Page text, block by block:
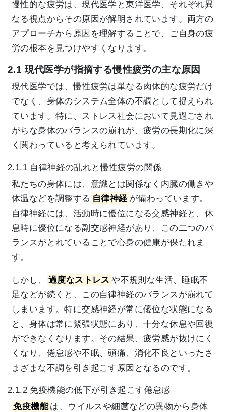
慢性的な疲労は、現代医学と東洋医学、それぞれ異
なる視点からその原因が解明されています。両方の
アプローチから原因を理解することで、ご自身の疲
労の根本を見つけやすくなります。
2.1 現代医学が指摘する慢性疲労の主な原因
現代医学では、慢性疲労は単なる肉体的な疲労だけ
でなく、身体のシステム全体の不調として捉えられ
ています。特に、ストレス社会において見過ごされ
がちな身体のバランスの崩れが、疲労の長期化に深
く関わっていると考えられています。
2.1.1 自律神経の乱れと慢性疲労の関係
私たちの身体には、意識とは関係なく内臓の働きや
体温などを調整する 自律神経 が備わっています。
自律神経には、活動時に優位になる交感神経と、休
息時に優位になる副交感神経があり、この二つのバ
ランスがとれていることで心身の健康が保たれま
す。
しかし、 過度なストレス や不規則な生活、睡眠不
足などが続くと、この自律神経のバランスが崩れて
しまいます。特に交感神経が常に優位な状態になる
と、身体は常に緊張状態にあり、十分な休息や回復
ができなくなります。その結果、疲労感が抜けにく
くなり、倦怠感や不眠、頭痛、消化不良といったさ
まざまな不調を引き起こす原因となるのです。
2.1.2 免疫機能の低下が引き起こす倦怠感
免疫機能 は、ウイルスや細菌などの異物から身体